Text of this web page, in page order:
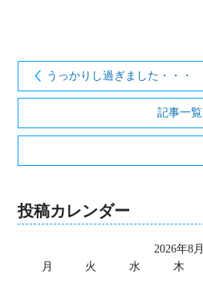
うっかりし過ぎました・・・
記事一覧
投稿カレンダー
2026年8月
月
火 水 木